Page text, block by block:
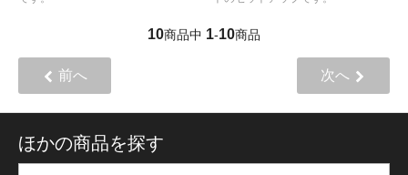
10商品中 1-10商品
前へ 次へ
ほかの商品を探す